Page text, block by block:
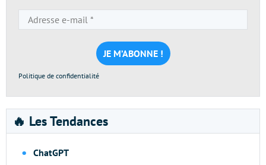
e-
mail
*
Politique de confidentialité
🔥 Les Tendances
ChatGPT